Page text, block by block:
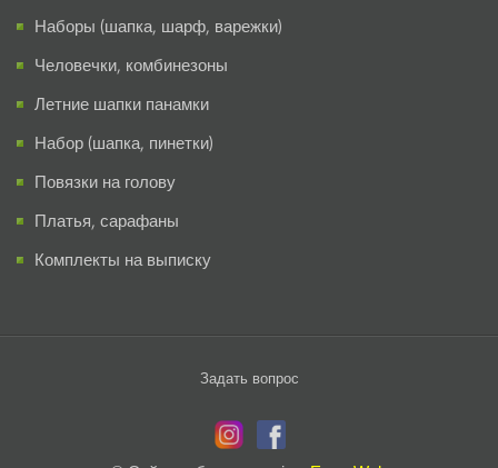
Наборы (шапка, шарф, варежки)
Человечки, комбинезоны
Летние шапки панамки
Набор (шапка, пинетки)
Повязки на голову
Платья, сарафаны
Комплекты на выписку
Задать вопрос